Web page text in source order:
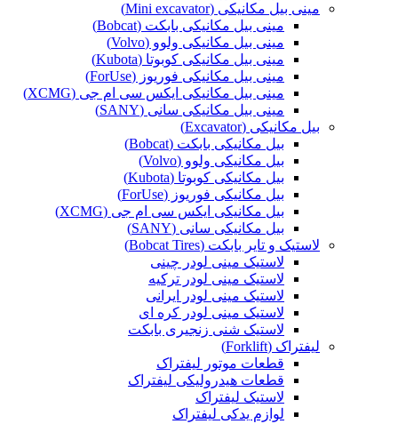
مینی بیل مکانیکی (Mini excavator)
مینی بیل مکانیکی بابکت (Bobcat)
مینی بیل مکانیکی ولوو (Volvo)
مینی بیل مکانیکی کوبوتا (Kubota)
مینی بیل مکانیکی فوریوز (ForUse)
مینی بیل مکانیکی ایکس سی ام جی (XCMG)
مینی بیل مکانیکی سانی (SANY)
بیل مکانیکی (Excavator)
بیل مکانیکی بابکت (Bobcat)
بیل مکانیکی ولوو (Volvo)
بیل مکانیکی کوبوتا (Kubota)
بیل مکانیکی فوریوز (ForUse)
بیل مکانیکی ایکس سی ام جی (XCMG)
بیل مکانیکی سانی (SANY)
لاستیک و تایر بابکت (Bobcat Tires)
لاستیک مینی لودر چینی
لاستیک مینی لودر ترکیه
لاستیک مینی لودر ایرانی
لاستیک مینی لودر کره ای
لاستیک شنی زنجیری بابکت
لیفتراک (Forklift)
قطعات موتور لیفتراک
قطعات هیدرولیکی لیفتراک
لاستیک لیفتراک
لوازم یدکی لیفتراک